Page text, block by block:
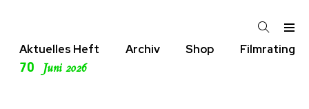
Aktuelles Heft
70 Juni 2026
Archiv Shop Filmrating